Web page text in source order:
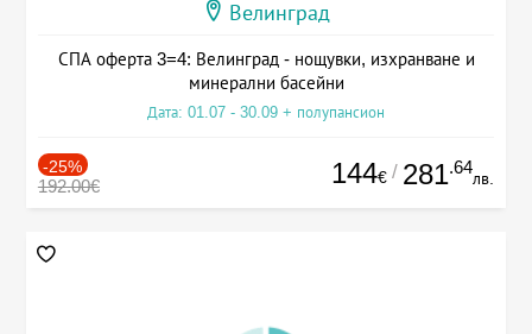
Велинград
СПА оферта 3=4: Велинград - нощувки, изхранване и
минерални басейни
Дата: 01.07 - 30.09 + полупансион
-25%
192.00€ 144€ / 281.64
лв.